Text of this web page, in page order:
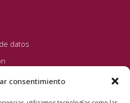
consentimiento
datos